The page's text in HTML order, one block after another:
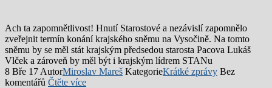
Ach ta zapomnětlivost! Hnutí Starostové a nezávislí zapomnělo
zveřejnit termín konání krajského sněmu na Vysočině. Na tomto
sněmu by se měl stát krajským předsedou starosta Pacova Lukáš
Vlček a zároveň by měl být i krajským lídrem STANu
8 Bře 17 AutorMiroslav Mareš KategorieKrátké zprávy Bez
komentářů Čtěte více